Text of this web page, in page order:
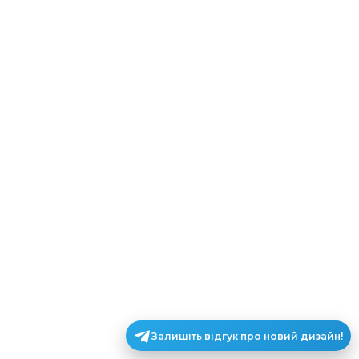
Залишіть відгук про новий дизайн!